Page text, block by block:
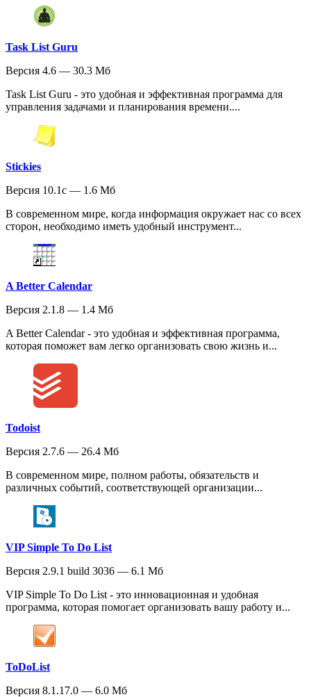
Task List Guru
Версия 4.6 — 30.3 Мб
Task List Guru - это удобная и эффективная программа для
управления задачами и планирования времени....
Stickies
Версия 10.1c — 1.6 Мб
В современном мире, когда информация окружает нас со всех
сторон, необходимо иметь удобный инструмент...
A Better Calendar
Версия 2.1.8 — 1.4 Мб
A Better Calendar - это удобная и эффективная программа,
которая поможет вам легко организовать свою жизнь и...
Todoist
Версия 2.7.6 — 26.4 Мб
В современном мире, полном работы, обязательств и
различных событий, соответствующей организации...
VIP Simple To Do List
Версия 2.9.1 build 3036 — 6.1 Мб
VIP Simple To Do List - это инновационная и удобная
программа, которая помогает организовать вашу работу и...
ToDoList
Версия 8.1.17.0 — 6.0 Мб